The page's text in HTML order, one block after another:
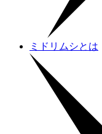
ミドリムシとは